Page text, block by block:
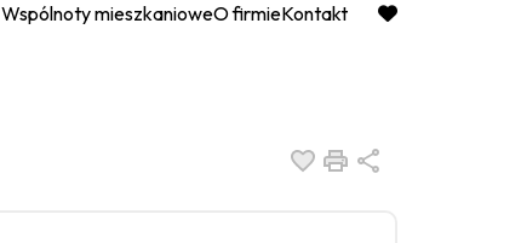
Wspólnoty mieszkanioweO firmieKontakt
favorite
Dodaj do ulubionych
Drukuj